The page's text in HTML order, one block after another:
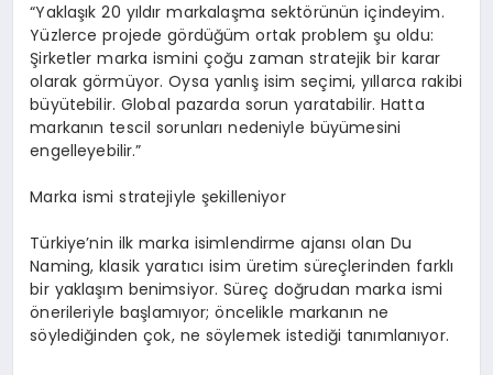
“Yaklaşık 20 yıldır markalaşma sektörünün içindeyim.
Yüzlerce projede gördüğüm ortak problem şu oldu:
Şirketler marka ismini çoğu zaman stratejik bir karar
olarak görmüyor. Oysa yanlış isim seçimi, yıllarca rakibi
büyütebilir. Global pazarda sorun yaratabilir. Hatta
markanın tescil sorunları nedeniyle büyümesini
engelleyebilir.”
Marka ismi stratejiyle şekilleniyor
Türkiye’nin ilk marka isimlendirme ajansı olan Du
Naming, klasik yaratıcı isim üretim süreçlerinden farklı
bir yaklaşım benimsiyor. Süreç doğrudan marka ismi
önerileriyle başlamıyor; öncelikle markanın ne
söylediğinden çok, ne söylemek istediği tanımlanıyor.